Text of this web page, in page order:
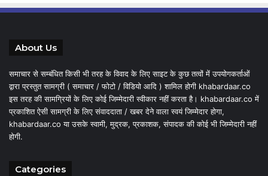
About Us
समाचार से सम्बंधित किसी भी तरह के विवाद के लिए साइट के कुछ तत्वों में उपयोगकर्ताओं
द्वारा प्रस्तुत सामग्री ( समाचार / फोटो / विडियो आदि ) शामिल होगी khabardaar.co
इस तरह की सामग्रियों के लिए कोई जिम्मेदारी स्वीकार नहीं करता है। khabardaar.co में
प्रकाशित ऐसी सामग्री के लिए संवाददाता / खबर देने वाला स्वयं जिम्मेदार होगा,
khabardaar.co या उसके स्वामी, मुद्रक, प्रकाशक, संपादक की कोई भी जिम्मेदारी नहीं
होगी.
Categories